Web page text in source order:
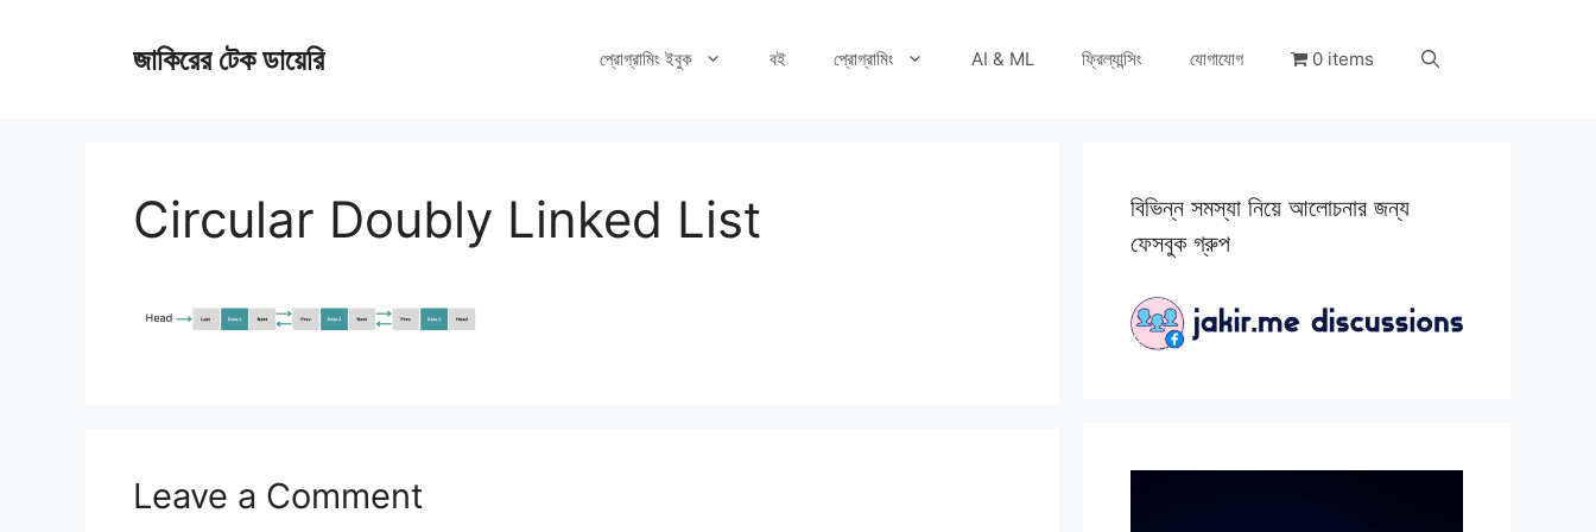
জাকিরের টেক ডায়েরি প্রোগ্রামিং ইবুক বই প্রোগ্রামিং AI & ML ফ্রিল্যান্সিং যোগাযোগ 0 items
Circular Doubly Linked List
Leave a Comment
বিভিন্ন সমস্যা নিয়ে আলোচনার জন্য
ফেসবুক গ্রুপ